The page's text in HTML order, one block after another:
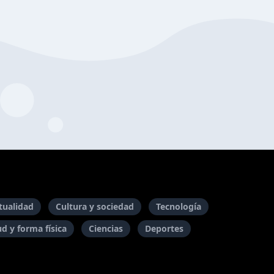
Cultura y sociedad
Tecnología
y forma física Ciencias Deportes